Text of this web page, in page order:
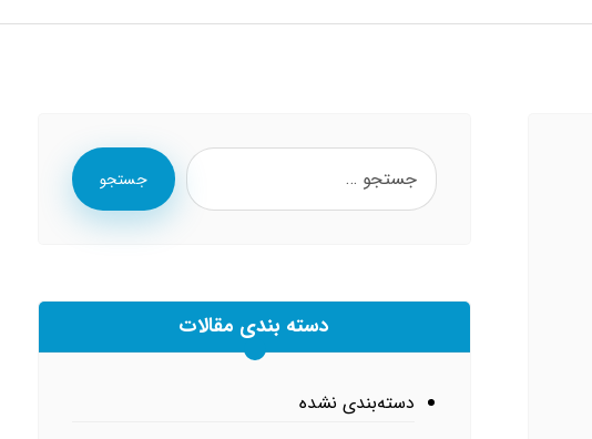
جستجو
دسته بندی مقالات
دسته‌بندی نشده